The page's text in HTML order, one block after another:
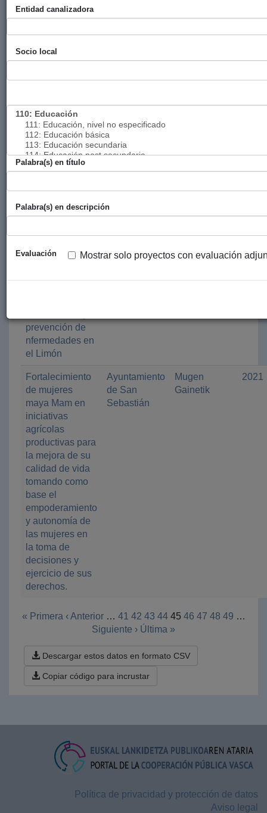
Entidad canalizadora
Socio local
Palabra(s) en título
Palabra(s) en descripción
Evaluación Mostrar solo proyectos con evaluación
un sistema de
agua potable
Emergencias -
de la Diputación
Foral de Álava
en 2020)
Foral de
Majora del
prevención de
nfermedades en
el Limón
Ayuntamiento
La Tercera
2020
Fortalecimiento
de mujeres
maya Mam en
iniciativas
agrícolas
productivas para
la mejora de su
calidad de vida
tomando como
base el
empoderamiento
y autonomía de
las mujeres en
la toma de
decisiones y
ejercicio de sus
derechos.
Ayuntamiento
de San
Sebastián
Mugen
Gainetik
2021
« Primera ‹ Anterior … 41 42 43 44 45 46 47 48 49 …
Siguiente › Última »
Descargar estos datos en formato CSV
Copiar código para incrustar
Política de privacidad y protección de datos
Aviso legal